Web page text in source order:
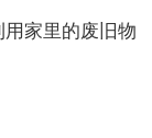
家里的废旧物